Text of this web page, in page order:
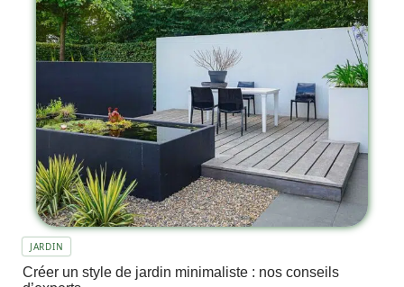
JARDIN
Créer un style de jardin minimaliste : nos conseils